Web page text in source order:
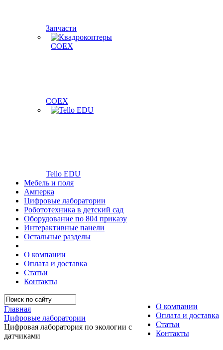
Запчасти
COEX
Tello EDU
Мебель и поля
Амперка
Цифровые лаборатории
Робототехника в детский сад
Оборудование по 804 приказу
Интерактивные панели
Остальные разделы
О компании
Оплата и доставка
Статьи
Контакты
О компании
Оплата и доставка
Статьи
Контакты
Главная
Цифровые лаборатории
Цифровая лаборатория по экологии с
датчиками